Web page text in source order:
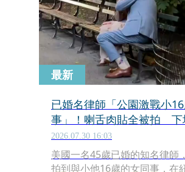
最新
已婚名律師「公園激戰小
事」！喇舌肉貼全被拍 下
2026.07.30 16:03
美國一名45歲已婚的知名律師
拍到與小他16歲的女同事，在